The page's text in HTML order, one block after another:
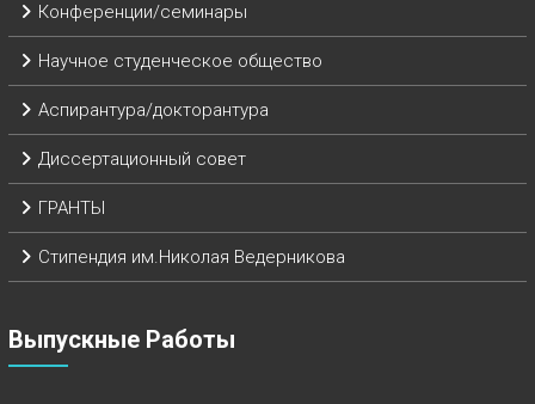
Конференции/семинары
Научное студенческое общество
Аспирантура/докторантура
Диссертационный совет
ГРАНТЫ
Стипендия им.Николая Ведерникова
Выпускные Работы